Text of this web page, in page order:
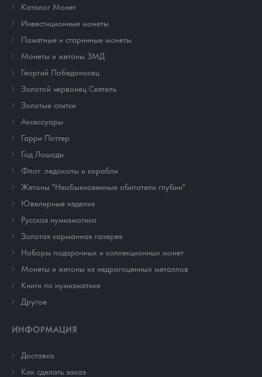
Каталог Монет
Инвестиционные монеты
Памятные и старинные монеты
Монеты и жетоны ЗМД
Георгий Победоносец
Золотой червонец Сеятель
Золотые слитки
Аксессуары
Гарри Поттер
Год Лошади
Флот: ледоколы и корабли
Жетоны "Необыкновенные обитатели глубин"
Ювелирные изделия
Русская нумизматика
Золотая карманная галерея
Наборы подарочных и коллекционных монет
Монеты и жетоны из недрагоценных металлов
Книги по нумизматике
Другое
ИНФОРМАЦИЯ
Доставка
Как сделать заказ